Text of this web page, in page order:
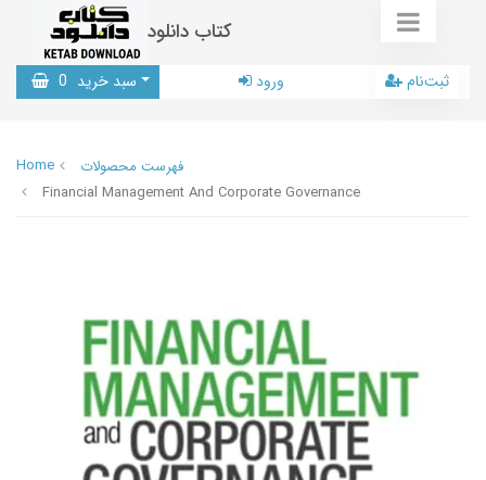
کتاب دانلود
سبد خرید 0 ورود ثبت‌نام
Home
فهرست محصولات
Financial Management And Corporate Governance